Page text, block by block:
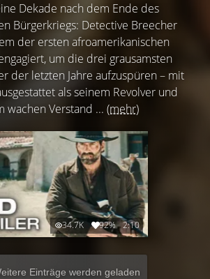
Dekade nach dem Ende des
Bürgerkriegs: Detective Breecher
der ersten afroamerikanischen
um die drei grausamsten
der letzten Jahre aufzuspüren – mit
als seinem Revolver und
wachen Verstand ... (mehr)
34.7K 92% 2:10
Einträge werden geladen